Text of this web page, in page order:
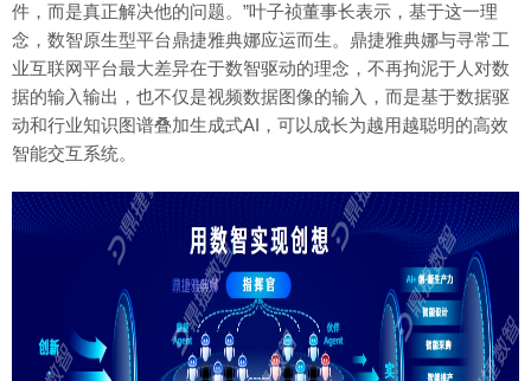
件，而是真正解决他的问题。”叶子祯董事长表示，基于这一理
念，数智原生型平台鼎捷雅典娜应运而生。鼎捷雅典娜与寻常工
业互联网平台最大差异在于数智驱动的理念，不再拘泥于人对数
据的输入输出，也不仅是视频数据图像的输入，而是基于数据驱
动和行业知识图谱叠加生成式AI，可以成长为越用越聪明的高效
智能交互系统。